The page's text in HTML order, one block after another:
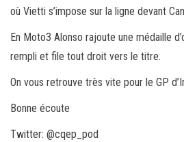
où Vietti s’impose sur la ligne devant
En Moto3 Alonso rajoute une médaille
rempli et file tout droit vers le titre.
On vous retrouve très vite pour le GP
Bonne écoute
Twitter: @cqep_pod